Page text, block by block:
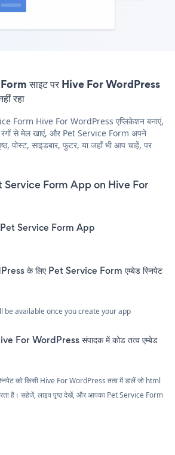
साइट पर Hive For WordPress
रहा
Form Hive For WordPress एप्लिकेशन बनाएं,
रंगों से मेल खाएं, और Pet Service Form अपने
पोस्ट, साइडबार, फुटर, या जहाँ भी आप चाहें, पर
Service Form App on Hive For
Service Form App
के लिए Pet Service Form एम्बेड स्निपेट
be available once you create your app
For WordPress संपादक में कोड तत्व एम्बेड
को किसी Hive For WordPress तत्व में डालें जो html
है। सहेजें, लाइव पृष्ठ देखें, और आपका Pet Service Form